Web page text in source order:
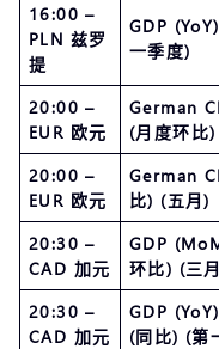
16:00 –
PLN 兹罗
提
GDP
一季度)
20:00 –
EUR 欧元
German
(月度环比
20:00 –
EUR 欧元
German
比) (五月)
20:30 –
CAD 加元
GDP
环比) (三
20:30 –
CAD 加元
GDP
(同比) (第